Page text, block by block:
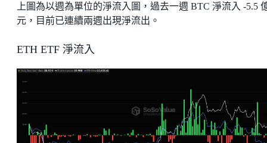
上圖為以週為單位的淨流入圖，過去一週 BTC 淨流入 -5.5
元，目前已連續兩週出現淨流出。
ETH ETF 淨流入